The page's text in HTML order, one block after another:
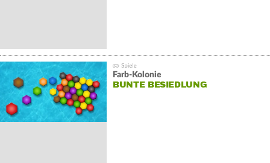
Farb-Kolonie
BUNTE BESIEDLUNG